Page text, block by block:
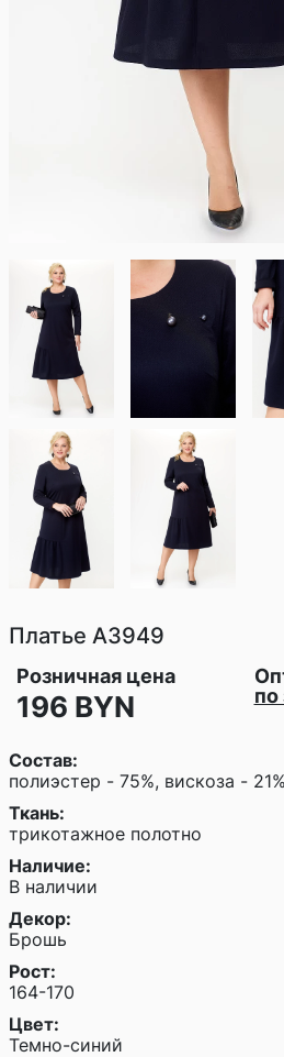
Платье A3949
Розничная цена
196 BYN
по
Состав:
полиэстер - 75%, вискоза -
Ткань:
трикотажное полотно
Наличие:
В наличии
Декор:
Брошь
Рост:
164-170
Цвет:
Темно-синий